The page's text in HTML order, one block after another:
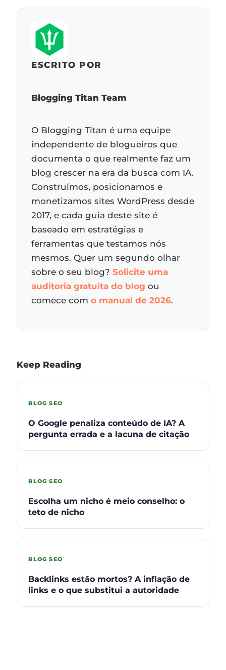
ESCRITO POR
Blogging Titan Team
O Blogging Titan é uma equipe
independente de blogueiros que
documenta o que realmente faz um
blog crescer na era da busca com IA.
Construímos, posicionamos e
monetizamos sites WordPress desde
2017, e cada guia deste site é
baseado em estratégias e
ferramentas que testamos nós
mesmos. Quer um segundo olhar
sobre o seu blog?Solicite uma
auditoria gratuita do blog ou
comece como manual de 2026.
Keep Reading
BLOG SEO
O Google penaliza conteúdo de IA? A
pergunta errada e a lacuna de citação
BLOG SEO
Escolha um nicho é meio conselho: o
teto de nicho
BLOG SEO
Backlinks estão mortos? A inflação de
links e o que substitui a autoridade